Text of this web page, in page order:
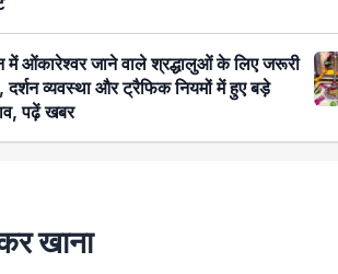
में ओंकारेश्वर जाने वाले श्रद्धालुओं के लिए जरूरी
दर्शन व्यवस्था और ट्रैफिक नियमों में हुए बड़े
पढ़ें खबर
खाना